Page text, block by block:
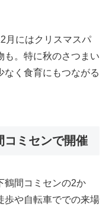
月にはクリスマスパ
も。特に秋のさつまい
なく食育にもつながる
コミセンで開催
鶴間コミセンの2か
歩や自転車ででの来場